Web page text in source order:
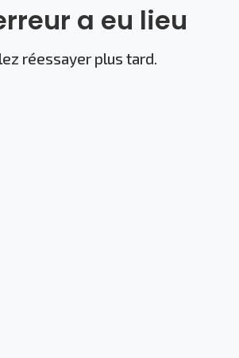
a eu lieu
réessayer plus tard.